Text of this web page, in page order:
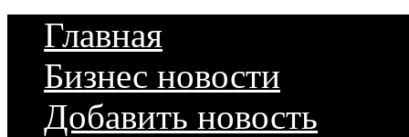
Главная
Бизнес новости
Добавить новость